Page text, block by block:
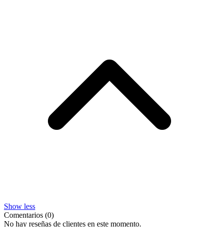
Show less
Comentarios (0)
No hay reseñas de clientes en este momento.